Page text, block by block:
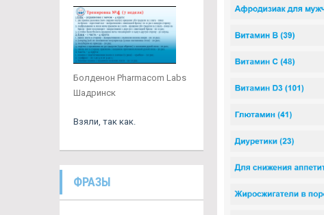
Болденон Pharmacom Labs
Шадринск
Взяли, так как.
ФРАЗЫ